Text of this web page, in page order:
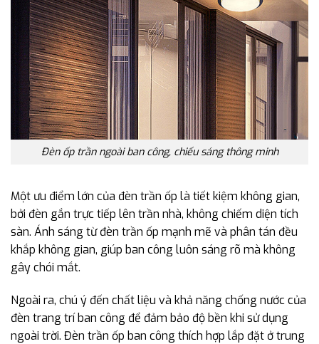
Đèn ốp trần ngoài ban công, chiếu sáng thông minh
Một ưu điểm lớn của đèn trần ốp là tiết kiệm không gian,
bởi đèn gắn trực tiếp lên trần nhà, không chiếm diện tích
sàn. Ánh sáng từ đèn trần ốp mạnh mẽ và phân tán đều
khắp không gian, giúp ban công luôn sáng rõ mà không
gây chói mắt.
Ngoài ra, chú ý đến chất liệu và khả năng chống nước của
đèn trang trí ban công để đảm bảo độ bền khi sử dụng
ngoài trời. Đèn trần ốp ban công thích hợp lắp đặt ở trung